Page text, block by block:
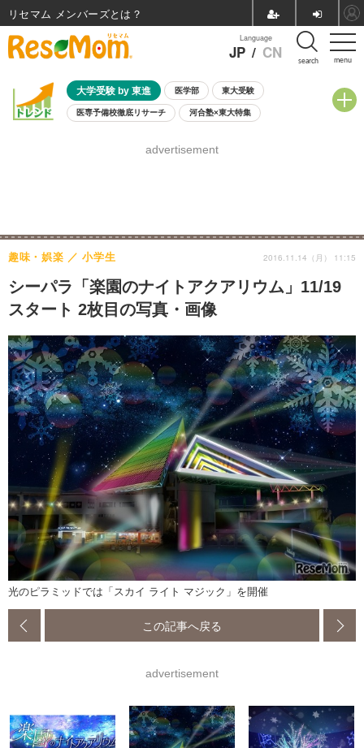
menu
Language
JP / CN search
大学受験 by 東進 医学部 東大受験
医専予備校徹底リサーチ 河合塾×東大特集
8月開催学校説明会・相談会
advertisement
シーパラ「楽園のナイトアクアリウム」11/19
スタート 2枚目の写真・画像
趣味・娯楽 小学生 2016.11.14（月） 11:15
光のピラミッドでは「スカイ ライト マジック」を開催
この記事へ戻る
advertisement
リセマム メンバーズ